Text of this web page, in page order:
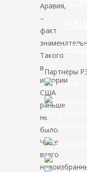
Аравия,
–
факт
Такого
в
истории
США
раньше
не
было.
Чаще
всего
Партнёры